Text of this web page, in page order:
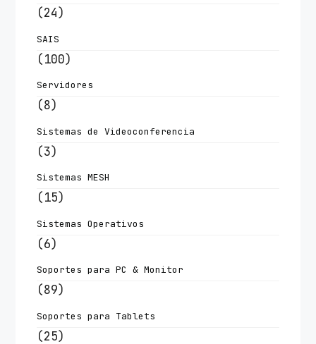
(24)
SAIS
(100)
Servidores
(8)
Sistemas de Videoconferencia
(3)
Sistemas MESH
(15)
Sistemas Operativos
(6)
Soportes para PC & Monitor
(89)
Soportes para Tablets
(25)